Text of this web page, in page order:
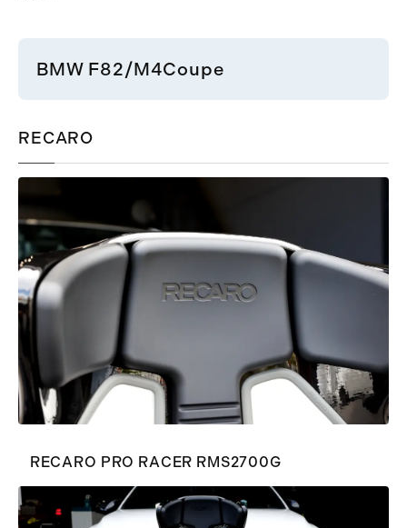
BMW F82/M4Coupe
RECARO
RECARO PRO RACER RMS2700G